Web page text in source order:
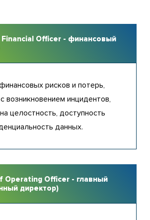
Financial Officer - финансовый
рисков и потерь,
возникновением инцидентов,
целостность, доступность
данных.
Operating Officer - главный
директор)